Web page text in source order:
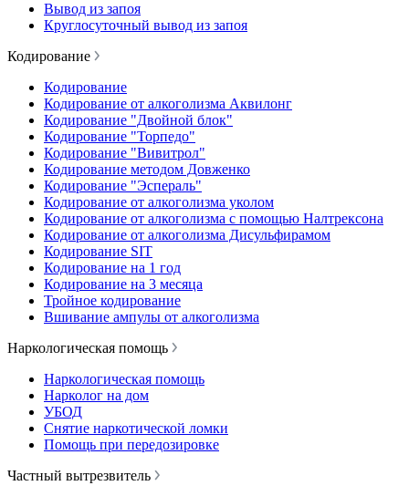
Вывод из запоя
Круглосуточный вывод из запоя
Кодирование
Кодирование
Кодирование от алкоголизма Аквилонг
Кодирование "Двойной блок"
Кодирование "Торпедо"
Кодирование "Вивитрол"
Кодирование методом Довженко
Кодирование "Эспераль"
Кодирование от алкоголизма уколом
Кодирование от алкоголизма с помощью Налтрексона
Кодирование от алкоголизма Дисульфирамом
Кодирование SIT
Кодирование на 1 год
Кодирование на 3 месяца
Тройное кодирование
Вшивание ампулы от алкоголизма
Наркологическая помощь
Наркологическая помощь
Нарколог на дом
УБОД
Снятие наркотической ломки
Помощь при передозировке
Частный вытрезвитель